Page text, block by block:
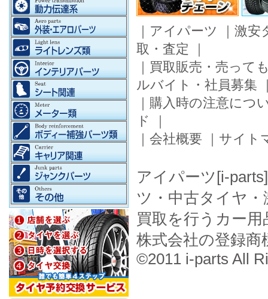
｜ アイパーツ ｜ 激安
取・査定 ｜
｜ 買取販売・売って
ルバイト・社員募集
｜ 購入時の注意につ
ド
｜
｜ 会社概要 ｜ サイト
アイパーツ[i-
ツ・中古タイヤ
買取を行うカー
株式会社の登録商
©2011 i-parts All